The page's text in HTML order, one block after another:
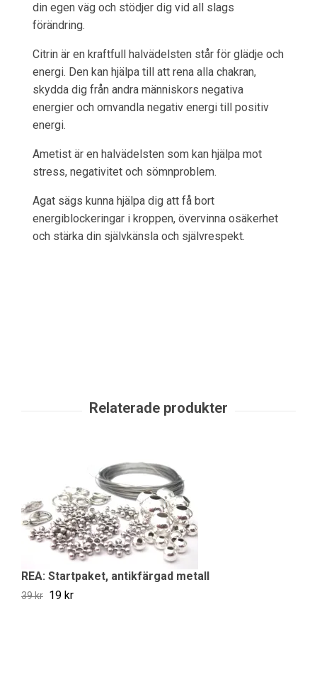
din egen väg och stödjer dig vid all slags
förändring.
Citrin är en kraftfull halvädelsten står för glädje och
energi. Den kan hjälpa till att rena alla chakran,
skydda dig från andra människors negativa
energier och omvandla negativ energi till positiv
energi.
Ametist är en halvädelsten som kan hjälpa mot
stress, negativitet och sömnproblem.
Agat sägs kunna hjälpa dig att få bort
energiblockeringar i kroppen, övervinna osäkerhet
och stärka din självkänsla och självrespekt.
REA: Startpaket, antikfärgad metall
39 kr 19 kr